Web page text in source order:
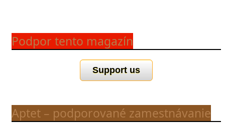
Podpor tento magazín
Support us
Aptet – podporované zamestnávanie